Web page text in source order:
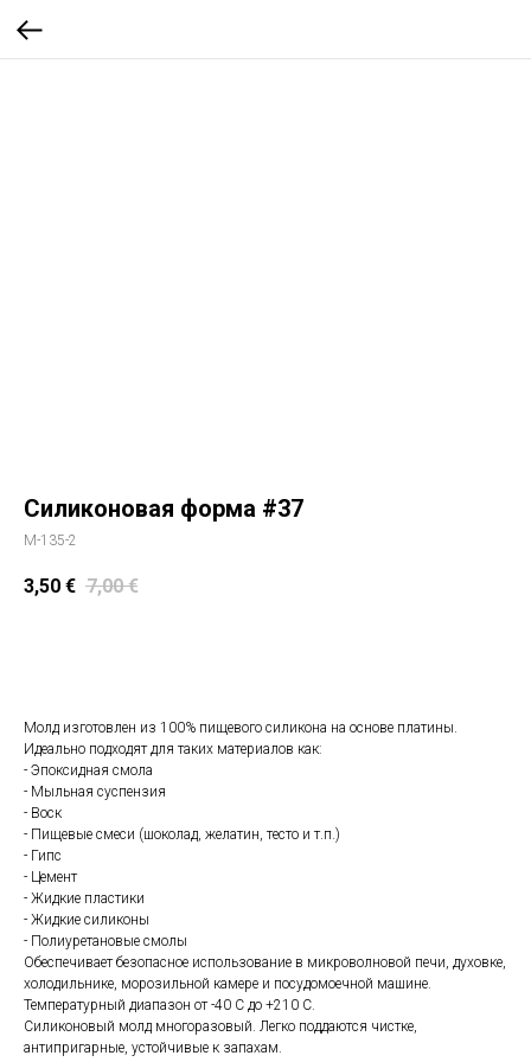
Силиконовая форма #37
M-135-2
3,50 € 7,00 €
Молд изготовлен из 100% пищевого силикона на основе платины.
Идеально подходят для таких материалов как:
- Эпоксидная смола
- Мыльная суспензия
- Воск
- Пищевые смеси (шоколад, желатин, тесто и т.п.)
- Гипс
- Цемент
- Жидкие пластики
- Жидкие силиконы
- Полиуретановые смолы
Обеспечивает безопасное использование в микроволновой печи, духовке,
холодильнике, морозильной камере и посудомоечной машине.
Температурный диапазон от -40 С до +210 С.
Силиконовый молд многоразовый. Легко поддаются чистке,
антипригарные, устойчивые к запахам.